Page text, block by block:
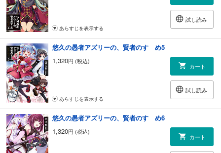
試し読み
あらすじを表示する
悠久の愚者アズリーの、賢者のすゝめ5
1,320円 (税込)
カート
試し読み
あらすじを表示する
悠久の愚者アズリーの、賢者のすゝめ6
1,320円 (税込)
カート